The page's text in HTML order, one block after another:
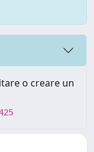
o creare un